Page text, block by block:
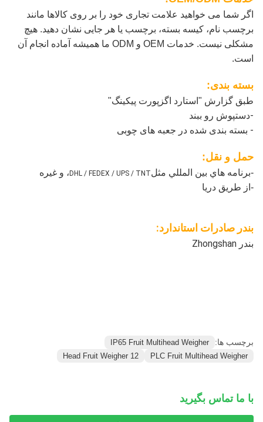
اگر شما می خواهید علامت تجاری خود را بر روی کالاها مانند
برچسب نام، کیسه بسته، برچسب یا هر جایی نشان دهید. هیچ
مشکلی نیست. خدمات OEM و ODM ما همیشه آماده انجام آن
است.
بسته بندی:
طبق گزارش "استارد اگزپورت پیکینگ"
-دستپوش رو ببند
- بسته بندی شده در جعبه های چوبی
حمل و نقل:
-برنامه هاي بين المللي مثلDHL / FEDEX / UPS / TNT ، و غیره
-از طريق دريا
بندر صادرات استاندارد:
بندر Zhongshan
برچسب ها:
IP65 Fruit Multihead Weigher
PLC Fruit Multihead Weigher
12 Head Fruit Weigher
با ما تماس بگیرید